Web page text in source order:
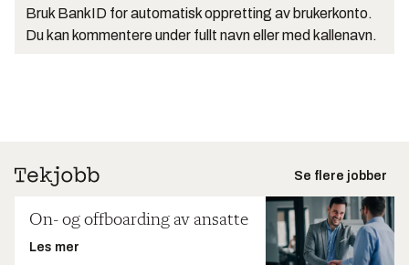
Bruk BankID for automatisk oppretting av brukerkonto.
Du kan kommentere under fullt navn eller med kallenavn.
Se flere jobber
On- og offboarding av ansatte
Les mer